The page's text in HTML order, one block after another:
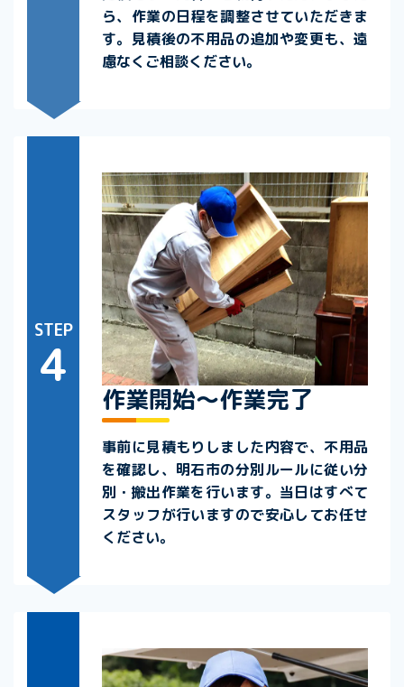
ら、作業の日程を調整させていただきま
す。見積後の不用品の追加や変更も、遠
慮なくご相談ください。
STEP
4
作業開始～作業完了
事前に見積もりしました内容で、不用品
を確認し、明石市の分別ルールに従い分
別・搬出作業を行います。当日はすべて
スタッフが行いますので安心してお任せ
ください。